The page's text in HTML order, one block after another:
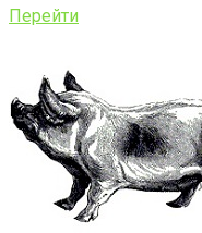
Перейти